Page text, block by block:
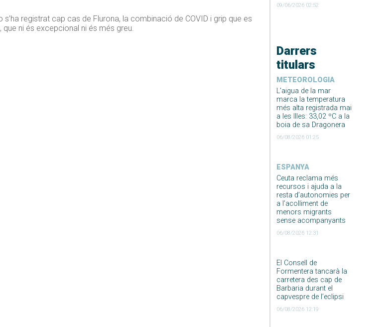
09/06/2026 02:52
Darrers
titulars
METEOROLOGIA
L’aigua de la mar
marca la temperatura
més alta registrada mai
a les Illes: 33,02 ºC a la
boia de sa Dragonera
06/08/2026 01:25
ESPANYA
Ceuta reclama més
recursos i ajuda a la
resta d’autonomies per
a l’acolliment de
menors migrants
sense acompanyants
06/08/2026 12:31
El Consell de
Formentera tancarà la
carretera des cap de
Barbaria durant el
capvespre de l’eclipsi
06/08/2026 12:19
registrat cap cas de Flurona, la combinació de COVID i grip que es
ni és excepcional ni és més greu.